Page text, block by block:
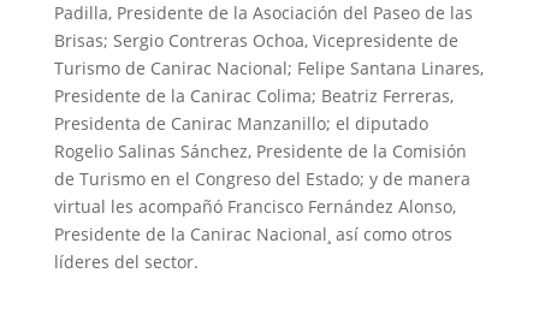
Padilla, Presidente de la Asociación del Paseo de las
Brisas; Sergio Contreras Ochoa, Vicepresidente de
Turismo de Canirac Nacional; Felipe Santana Linares,
Presidente de la Canirac Colima; Beatriz Ferreras,
Presidenta de Canirac Manzanillo; el diputado
Rogelio Salinas Sánchez, Presidente de la Comisión
de Turismo en el Congreso del Estado; y de manera
virtual les acompañó Francisco Fernández Alonso,
Presidente de la Canirac Nacional¸ así como otros
líderes del sector.